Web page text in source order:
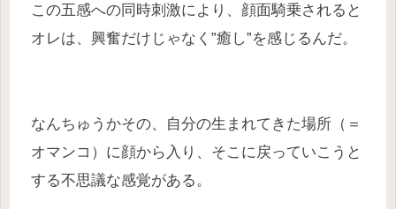
この五感への同時刺激により、顔面騎乗されると
オレは、興奮だけじゃなく”癒し”を感じるんだ。
なんちゅうかその、自分の生まれてきた場所（＝
オマンコ）に顔から入り、そこに戻っていこうと
する不思議な感覚がある。